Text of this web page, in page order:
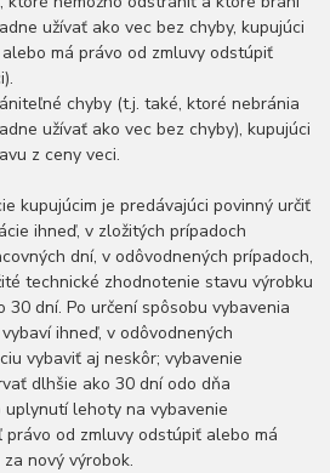
užívať ako vec bez chyby, kupujúci
má právo od zmluvy odstúpiť
chyby (t.j. také, ktoré nebránia
užívať ako vec bez chyby), kupujúci
z ceny veci.
kupujúcim je predávajúci povinný určiť
ihneď, v zložitých prípadoch
dní, v odôvodnených prípadoch,
technické zhodnotenie stavu výrobku
30 dní. Po určení spôsobu vybavenia
ihneď, v odôvodnených
vybaviť aj neskôr; vybavenie
dlhšie ako 30 dní odo dňa
lehoty na vybavenie
od zmluvy odstúpiť alebo má
nový výrobok.